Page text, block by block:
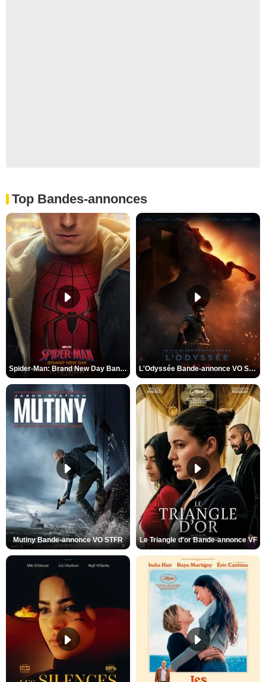
Top Bandes-annonces
Spider-Man: Brand New Day Bande-annonce VO STFR L'Odyssée Bande-annonce VO STFR
Mutiny Bande-annonce VO STFR Le Triangle d'or Bande-annonce VF